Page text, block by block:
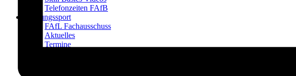
Telefonzeiten FAfB
Leistungssport
FAfL Fachausschuss
Aktuelles
Termine